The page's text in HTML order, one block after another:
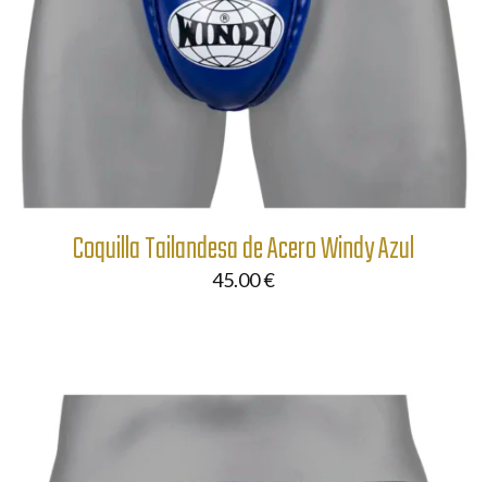
Coquilla Tailandesa de Acero Windy Azul
45.00€